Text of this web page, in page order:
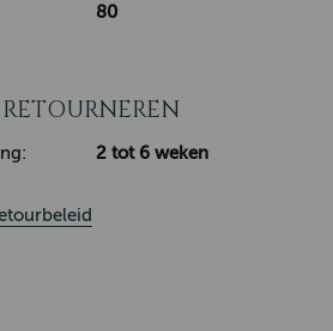
80
2 tot 6 weken